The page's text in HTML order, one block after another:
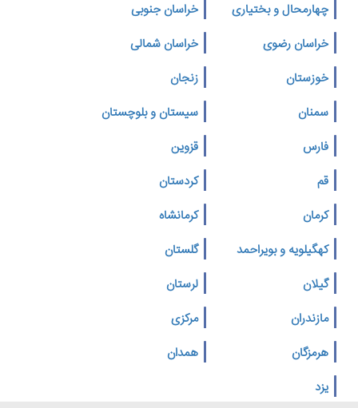
چهارمحال و بختیاری
خراسان جنوبی
خراسان رضوی
خراسان شمالی
خوزستان
زنجان
سمنان
سیستان و بلوچستان
فارس
قزوین
قم
کردستان
کرمان
کرمانشاه
کهگیلویه و بویراحمد
گلستان
گیلان
لرستان
مازندران
مرکزی
هرمزگان
همدان
یزد